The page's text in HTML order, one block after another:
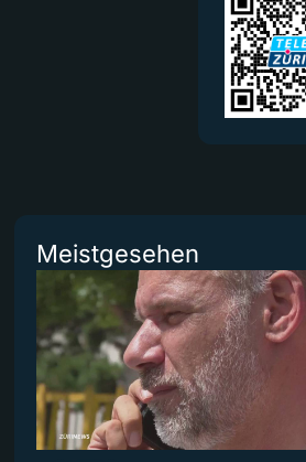
Meistgesehen